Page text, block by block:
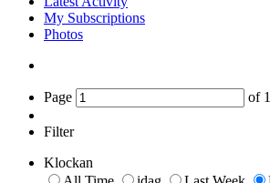
My Subscriptions
Photos
Page of 1
Filter
Klockan